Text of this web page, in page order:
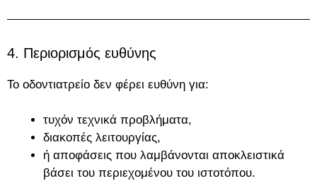
4. Περιορισμός ευθύνης
Το οδοντιατρείο δεν φέρει ευθύνη για:
τυχόν τεχνικά προβλήματα,
διακοπές λειτουργίας,
ή αποφάσεις που λαμβάνονται αποκλειστικά
βάσει του περιεχομένου του ιστοτόπου.